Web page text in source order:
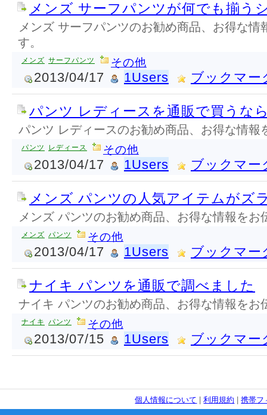
メンズ サーフパンツが何でも揃う
メンズ サーフパンツのお勧め商品、お得な情
す。
メンズ サーフパンツ その他
2013/04/17 1Users ブックマー
パンツ レディースを通販で買うな
パンツ レディースのお勧め商品、お得な情報
パンツ レディース その他
2013/04/17 1Users ブックマー
メンズ パンツの人気アイテムがズ
メンズ パンツのお勧め商品、お得な情報をお
メンズ パンツ その他
2013/04/17 1Users ブックマー
ナイキ パンツを通販で調べました
ナイキ パンツのお勧め商品、お得な情報をお
ナイキ パンツ その他
2013/07/15 1Users ブックマー
個人情報について |利用規約 |携帯フ